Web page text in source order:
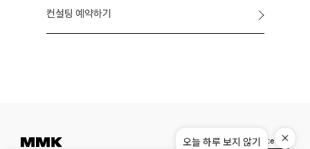
컨설팅 예약하기
Instagram Pinterest